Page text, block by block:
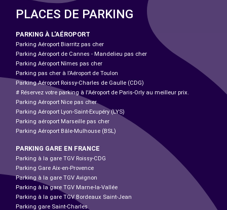
PLACES DE PARKING
PARKING À L'AÉROPORT
Parking Aéroport Biarritz pas cher
Parking Aéroport de Cannes - Mandelieu pas cher
Parking Aéroport Nîmes pas cher
Parking pas cher à l’Aéroport de Toulon
Parking Aéroport Roissy-Charles de Gaulle (CDG)
# Réservez votre parking à l'Aéroport de Paris-Orly au meilleur prix.
Parking Aéroport Nice pas cher
Parking Aéroport Lyon-Saint-Exupéry (LYS)
Parking aéroport Marseille pas cher
Parking Aéroport Bâle-Mulhouse (BSL)
PARKING GARE EN FRANCE
Parking à la gare TGV Roissy-CDG
Parking Gare Aix-en-Provence
Parking à la gare TGV Avignon
Parking à la gare TGV Marne-la-Vallée
Parking à la gare TGV Bordeaux Saint-Jean
Parking gare Saint-Charles